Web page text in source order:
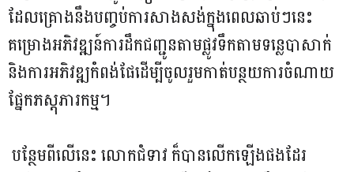
ដែលគ្រោងនឹងបញ្ចប់ការសាងសង់ក្នុងពេលឆាប់ៗនេះ
គម្រោងអភិវឌ្ឍន៍ការដឹកជញ្ជូនតាមផ្លូវទឹកតាមទន្លេបាសាក់
និងការអភិវឌ្ឍកំពង់ផែដើម្បីចូលរួមកាត់បន្ថយការចំណាយ
ផ្នែកភស្តុភារកម្ម។
បន្ថែមពីលើនេះ លោកជំទាវ ក៏បានលើកឡើងផងដែរ